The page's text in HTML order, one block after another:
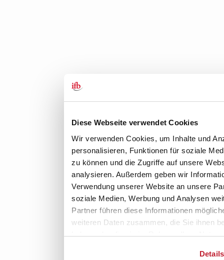
Diese Webseite verwendet Cookies
Wir verwenden Cookies, um Inhalte und
personalisieren, Funktionen für soziale
zu können und die Zugriffe auf unsere
analysieren. Außerdem geben wir
Verwendung unserer Website an unsere
soziale Medien, Werbung und Analysen
Partner führen diese Informationen
weiteren Daten zusammen, die Sie ihnen
haben oder die sie im Rahmen Ihrer